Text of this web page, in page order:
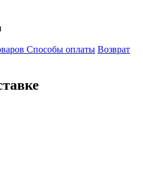
Способы оплаты Возврат